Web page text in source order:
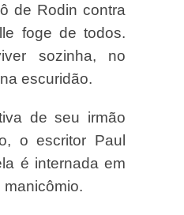
de Rodin contra
foge de todos.
sozinha, no
escuridão.
de seu irmão
o escritor Paul
é internada em
manicômio.